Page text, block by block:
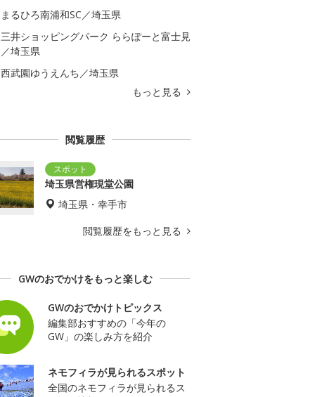
まるひろ南浦和SC／埼玉県
三井ショッピングパーク ららぽーと富士見
／埼玉県
西武園ゆうえんち／埼玉県
もっと見る
閲覧履歴
埼玉県営権現堂公園
埼玉県・幸手市
閲覧履歴をもっと見る
GWのおでかけをもっと楽しむ
GWのおでかけトピックス
編集部おすすめの「今年の
GW」の楽しみ方を紹介
ネモフィラが見られるスポット
全国のネモフィラが見られるス